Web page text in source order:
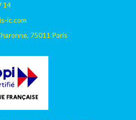
14
ic.com
75011 Paris